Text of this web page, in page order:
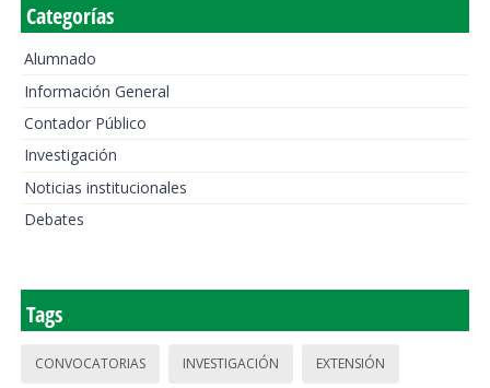
Categorías
Alumnado
Información General
Contador Público
Investigación
Noticias institucionales
Debates
Tags
CONVOCATORIAS INVESTIGACIÓN EXTENSIÓN